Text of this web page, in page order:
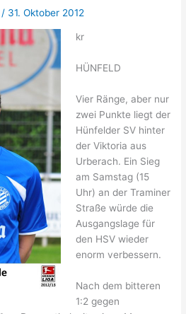
/ 31. Oktober 2012
kr
HÜNFELD
Vier Ränge, aber nur
zwei Punkte liegt der
Hünfelder SV hinter
der Viktoria aus
Urberach. Ein Sieg
am Samstag (15
Uhr) an der Traminer
Straße würde die
Ausgangslage für
den HSV wieder
enorm verbessern.
Nach dem bitteren
1:2 gegen